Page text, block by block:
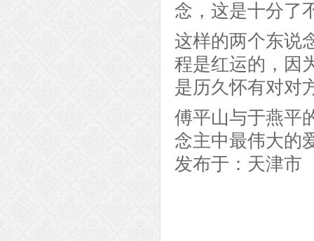
念，这是十分了
这样的两个东说
程是红运的，因
是历久怀有对对
傅平山与于燕平
念主中最伟大的
发布于：天津市